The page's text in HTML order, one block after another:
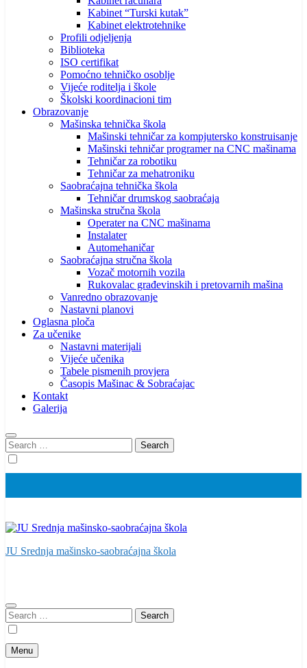
Kabinet “Turski kutak”
Kabinet elektrotehnike
Profili odjeljenja
Biblioteka
ISO certifikat
Pomoćno tehničko osoblje
Vijeće roditelja i škole
Školski koordinacioni tim
Obrazovanje
Mašinska tehnička škola
Mašinski tehničar za kompjutersko konstruisanje
Mašinski tehničar programer na CNC mašinama
Tehničar za robotiku
Tehničar za mehatroniku
Saobraćajna tehnička škola
Tehničar drumskog saobraćaja
Mašinska stručna škola
Operater na CNC mašinama
Instalater
Automehaničar
Saobraćajna stručna škola
Vozač motornih vozila
Rukovalac građevinskih i pretovarnih mašina
Vanredno obrazovanje
Nastavni planovi
Oglasna ploča
Za učenike
Nastavni materijali
Vijeće učenika
Tabele pismenih provjera
Časopis Mašinac & Sobraćajac
Kontakt
Galerija
Search
for:
JU Srednja mašinsko-saobraćajna škola
Search
for:
Menu